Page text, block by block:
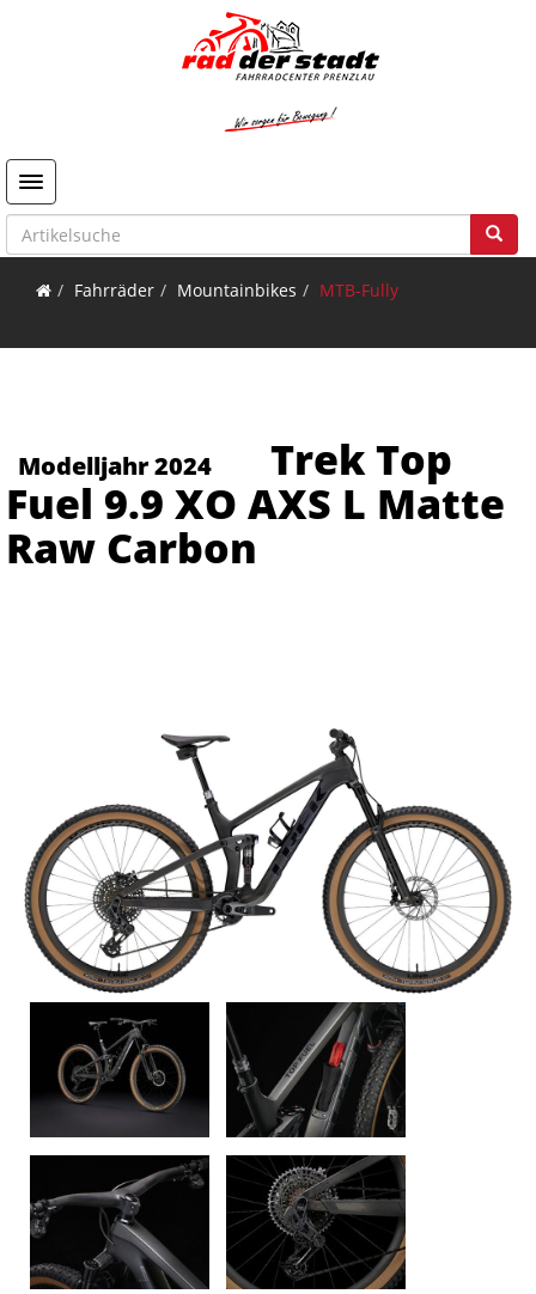
Toggle navigation
Fahrräder Mountainbikes MTB-Fully
Modelljahr 2024
Trek Top
Fuel 9.9 XO AXS L Matte
Raw Carbon